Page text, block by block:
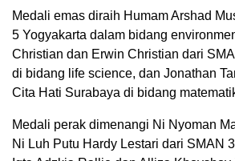
Medali emas diraih Humam Arshad
5 Yogyakarta dalam bidang
Christian dan Erwin Christian dari
di bidang life science, dan Jonathan
Cita Hati Surabaya di bidang
Medali perak dimenangi Ni Nyoman
Ni Luh Putu Hardy Lestari dari SMAN